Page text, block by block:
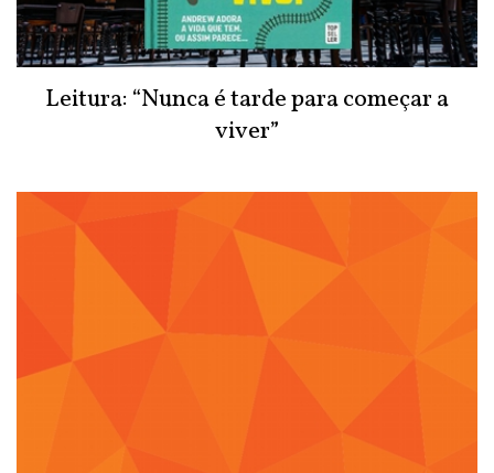
Leitura: “Nunca é tarde para começar a
viver”